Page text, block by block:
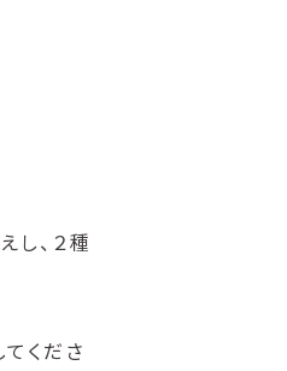
し、２種
くださ